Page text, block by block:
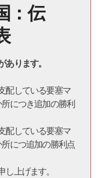
：伝
ります。
配している要塞マ
につき追加の勝利
配している要塞マ
につ追加の勝利点
上げます。